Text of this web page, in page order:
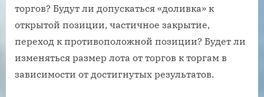
торгов? Будут ли допускаться «доливка» к
открытой позиции, частичное закрытие,
переход к противоположной позиции? Будет ли
изменяться размер лота от торгов к торгам в
зависимости от достигнутых результатов.